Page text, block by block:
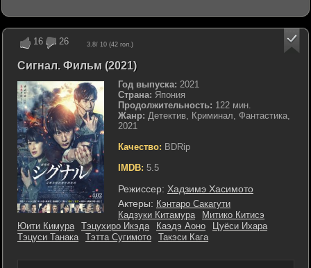
16 26 3.8/ 10 (42 гол.)
Сигнал. Фильм (2021)
Год выпуска: 2021
Страна: Япония
Продолжительность: 122 мин.
Жанр: Детектив, Криминал, Фантастика,
2021
Качество: BDRip
IMDB: 5.5
Режиссер: Хадзимэ Хасимото
Актеры: Кэнтаро Сакагути
Кадзуки Китамура
Митико Китисэ
Юити Кимура
Тэцухиро Икэда Каэдэ Аоно
Цуёси Ихара
Тэцуси Танака
Тэтта Сугимото Такэси Кага